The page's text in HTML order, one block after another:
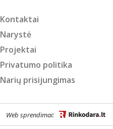
Kontaktai
Narystė
Projektai
Privatumo politika
Narių prisijungimas
Web sprendimai: